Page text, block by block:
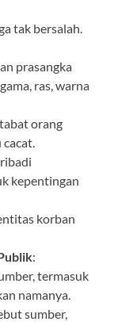
tak bersalah.
prasangka
ras, warna
orang
kepentingan
korban
:
termasuk
namanya.
sumber,